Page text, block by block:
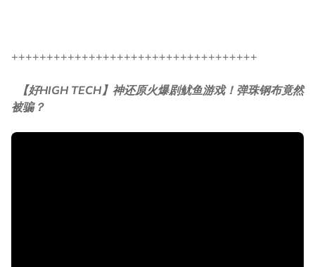
+++++++++++++++++++++++++++++++++++
【好HIGH TECH】神还原火爆剧鱿鱼游戏！弹珠钢布竟然
被骗？